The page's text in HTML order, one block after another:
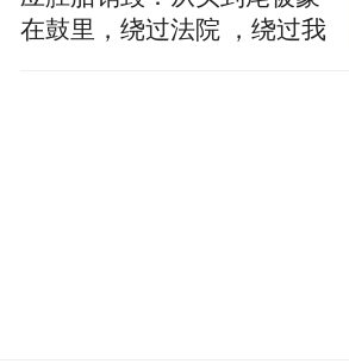
在鼓里，绕过法院 ，绕过我